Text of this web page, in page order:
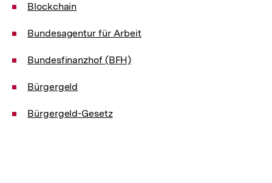
Blockchain
Bundesagentur für Arbeit
Bundesfinanzhof (BFH)
Bürgergeld
Bürgergeld-Gesetz